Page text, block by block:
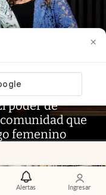
Alertas Ingresar
×
poder de
que
femenino